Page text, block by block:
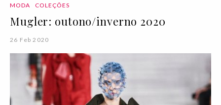
MODA COLEÇÕES
Mugler: outono/inverno 2020
26 Feb 2020